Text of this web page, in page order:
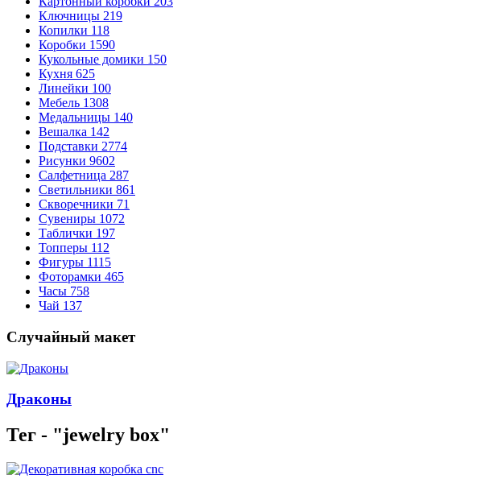
Ключницы 219
Копилки 118
Коробки 1590
Кукольные домики 150
Кухня 625
Линейки 100
Мебель 1308
Медальницы 140
Вешалка 142
Подставки 2774
Рисунки 9602
Салфетница 287
Светильники 861
Скворечники 71
Сувениры 1072
Таблички 197
Топперы 112
Фигуры 1115
Фоторамки 465
Часы 758
Чай 137
Случайный макет
Драконы
Тег - "jewelry box"